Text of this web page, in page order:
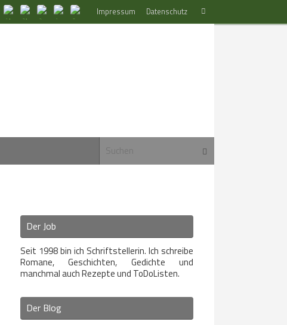
Impressum Datenschutz
nach:
Suchen
Suchen
Der Job
Seit 1998 bin ich Schriftstellerin. Ich schreibe
Romane, Geschichten, Gedichte und
manchmal auch Rezepte und ToDoListen.
Der Blog